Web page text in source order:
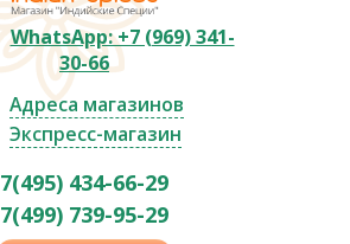
WhatsApp: +7 (969) 341-
30-66
Адреса магазинов
Экспресс-магазин
7(495) 434-66-29
7(499) 739-95-29